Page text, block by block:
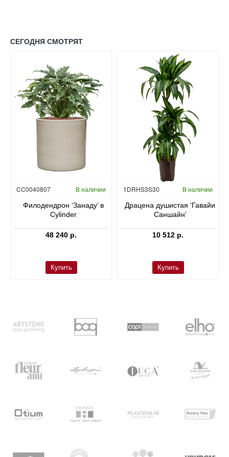
СЕГОДНЯ СМОТРЯТ
CC0040807 В наличии
Филодендрон ‘Занаду’ в
Cylinder
48 240 р.
Купить
Гидропоника
1DRHS3S30 В наличии
Драцена душистая ‘Гавайи
Саншайн’
10 512 р.
Купить